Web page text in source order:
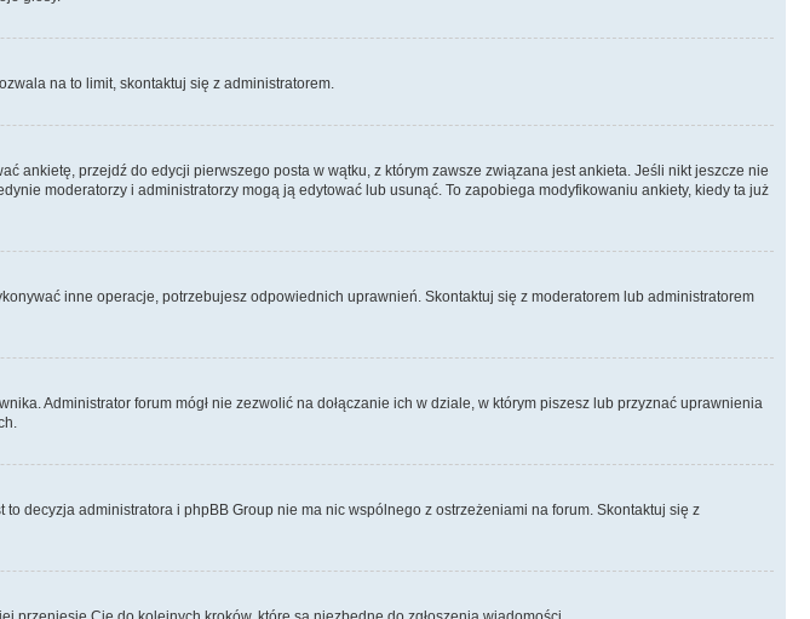
na to limit, skontaktuj się z administratorem.
ankietę, przejdź do edycji pierwszego posta w wątku, z którym zawsze związana jest ankieta. Jeśli nikt jeszcze nie
moderatorzy i administratorzy mogą ją edytować lub usunąć. To zapobiega modyfikowaniu ankiety, kiedy ta już
inne operacje, potrzebujesz odpowiednich uprawnień. Skontaktuj się z moderatorem lub administratorem
Administrator forum mógł nie zezwolić na dołączanie ich w dziale, w którym piszesz lub przyznać uprawnienia
decyzja administratora i phpBB Group nie ma nic wspólnego z ostrzeżeniami na forum. Skontaktuj się z